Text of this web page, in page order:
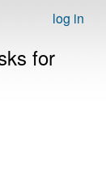
log in
for